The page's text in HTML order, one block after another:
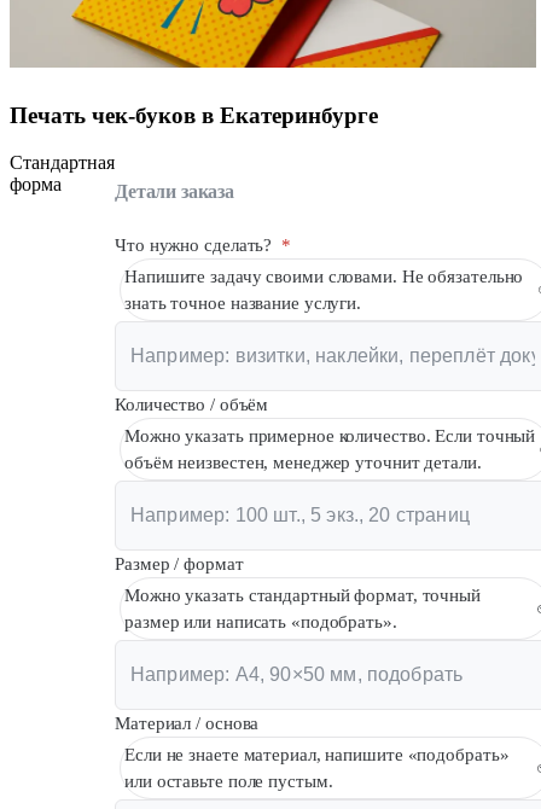
Печать чек-буков в Екатеринбурге
Стандартная
форма
Детали заказа
Что нужно сделать?
*
Напишите задачу своими словами. Не обязательно
знать точное название услуги.
Количество / объём
Можно указать примерное количество. Если точный
объём неизвестен, менеджер уточнит детали.
Размер / формат
Можно указать стандартный формат, точный
размер или написать «подобрать».
Материал / основа
Если не знаете материал, напишите «подобрать»
или оставьте поле пустым.